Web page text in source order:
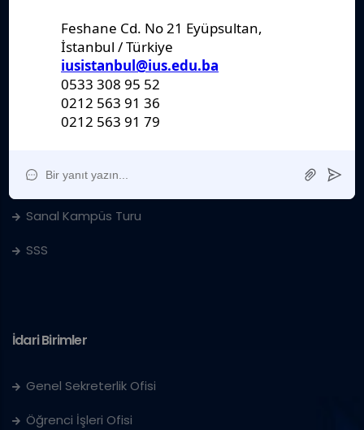
Denklik
Ders Katalogları
Kurumsal
IUS'ta Kariyer
Sanal Kampüs Turu
SSS
İdari Birimler
Genel Sekreterlik Ofisi
Öğrenci İşleri Ofisi